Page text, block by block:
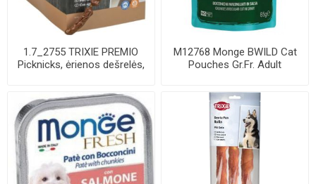
1.7_2755 TRIXIE PREMIO
Picknicks, ėrienos dešrelės,
M12768 Monge BWILD Cat
Pouches Gr.Fr. Adult